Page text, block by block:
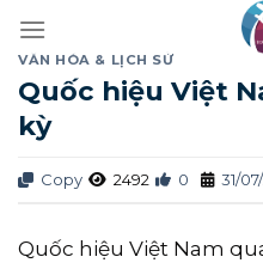
content
VĂN HÓA & LỊCH SỬ
Quốc hiệu Việt
kỳ
Copy 2492 0 31/
Quốc hiệu Việt Nam